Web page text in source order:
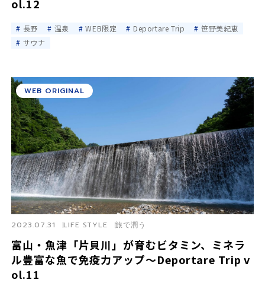
ol.12
長野 温泉 WEB限定 Deportare Trip
笹野美紀恵
サウナ
富山・魚津「片貝川」が育むビタミン、ミネラ
ル豊富な魚で免疫力アップ～Deportare Trip v
ol.11
2023.07.31 LIFE STYLE 旅で潤う
WEB ORIGINAL